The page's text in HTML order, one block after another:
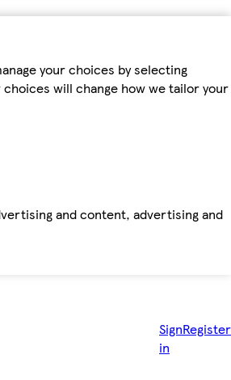
your choices by selecting
will change how we tailor your
and content, advertising and
Sign
in
Register